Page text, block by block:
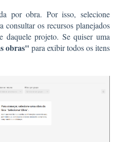
por obra. Por isso, selecione
consultar os recursos planejados
daquele projeto. Se quiser uma
obras" para exibir todos os itens